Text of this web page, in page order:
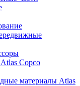
Copco
материалы Atlas